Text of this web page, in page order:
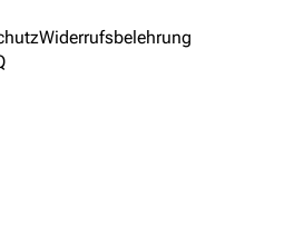
Widerrufsbelehrung